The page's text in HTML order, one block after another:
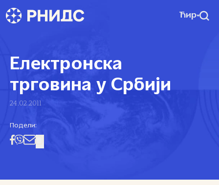
Ћир
Електронска
трговина у Србији
24.02.2011
Подели: